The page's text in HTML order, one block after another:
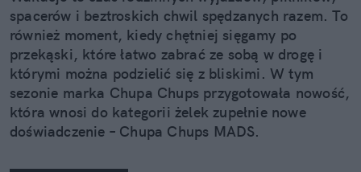
spacerów i beztroskich chwil spędzanych razem. To
również moment, kiedy chętniej sięgamy po
przekąski, które łatwo zabrać ze sobą w drogę i
którymi można podzielić się z bliskimi. W tym
sezonie marka Chupa Chups przygotowała nowość,
która wnosi do kategorii żelek zupełnie nowe
doświadczenie – Chupa Chups MADS.